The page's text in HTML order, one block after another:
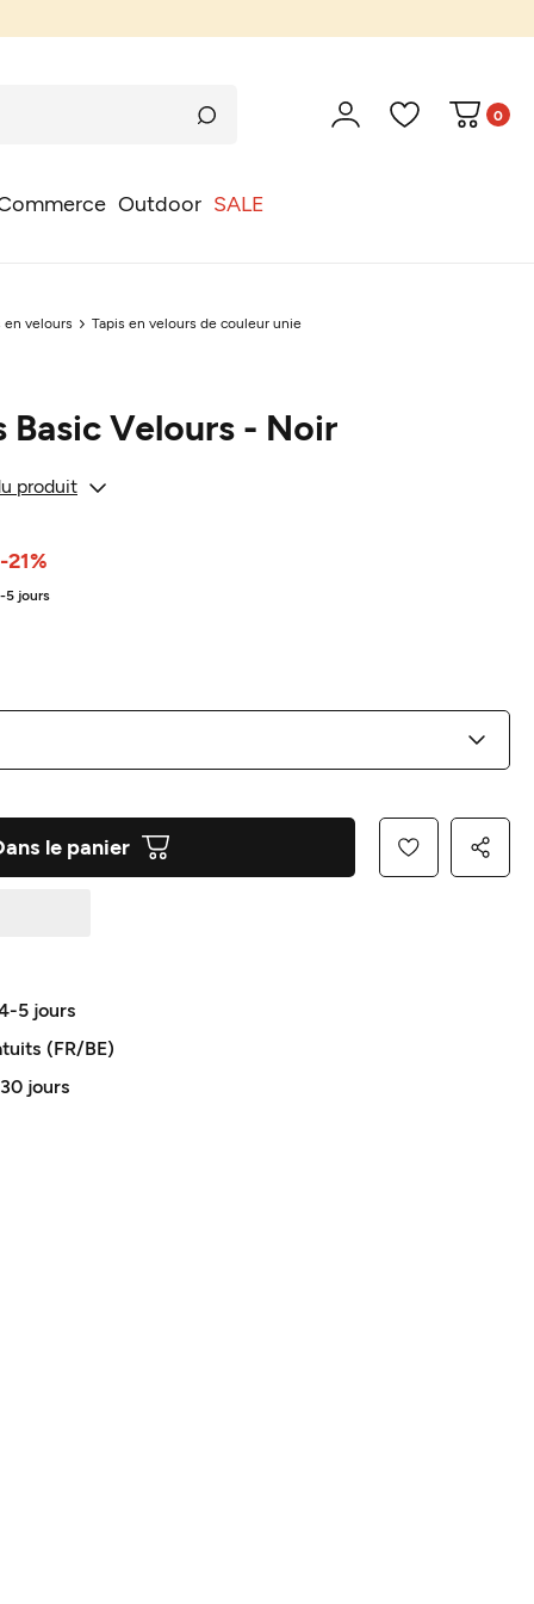
Outdoor SALE
0
en velours Tapis en velours de couleur unie
Basic Velours - Noir
produit
-21%
5 jours
le panier
5 jours
(FR/BE)
jours